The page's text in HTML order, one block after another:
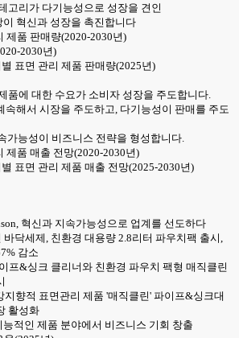
고리가 다기능성으로 성장을 견인
혁신과 성장을 촉진합니다
제품 판매량(2020-2030년)
2030년)
표면 관리 제품 판매량(2025년)
품에 대한 수요가 소비자 성장을 주도합니다.
속해서 시장을 주도하고, 다기능성이 판매를 주도
가능성이 비즈니스 전략을 형성합니다.
제품 매출 전망(2020-2030년)
표면 관리 제품 매출 전망(2025-2030년)
혁신과 지속가능성으로 업계를 선도하다
바닥세제, 친환경 대용량 2.8리터 파우치팩 출시,
감소
프&싱크 클리너와 친환경 파우치 팩형 매직클린
지향적 표면관리 제품 '매직클린' 파이프&싱크대
활성화
적인 제품 분야에서 비즈니스 기회 창출